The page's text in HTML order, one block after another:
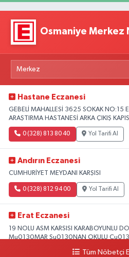
Osmaniye Merkez
Hastane Eczanesi
GEBELİ MAHALLESİ 3625 SOKAK NO:15
ARAŞTIRMA HASTANESİ ARKA ÇIKIŞ
0 (328) 813 80 40 Yol Tarifi Al
Andırın Eczanesi
CUMHURİYET MEYDANI KARŞISI
0 (328) 812 94 00 Yol Tarifi Al
Erat Eczanesi
19 NOLU ASM KARSISI KARABOYUNLU
Mu0130MAR Su0130NAN OKULU
Yol Tarifi Al
Tüm Nöbetçi